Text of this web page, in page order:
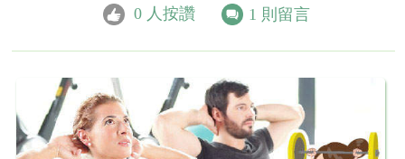
0 人按讚 1 則留言